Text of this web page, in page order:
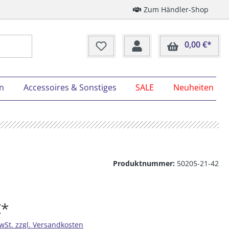
Zum Händler-Shop
0,00 €*
Accessoires & Sonstiges SALE Neuheiten
Produktnummer: 50205-21-42
zzgl. Versandkosten